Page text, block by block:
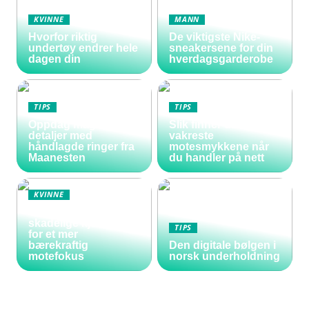
KVINNE
Hvorfor riktig
undertøy endrer hele
dagen din
MANN
De viktigste Nike-
sneakersene for din
hverdagsgarderobe
TIPS
Oppdag magiske
detaljer med
håndlagde ringer fra
Maanesten
TIPS
Slik finner du de
vakreste
motesmykkene når
du handler på nett
KVINNE
skadelige kjemikalier
for et mer
bærekraftig
motefokus
TIPS
Den digitale bølgen i
norsk underholdning